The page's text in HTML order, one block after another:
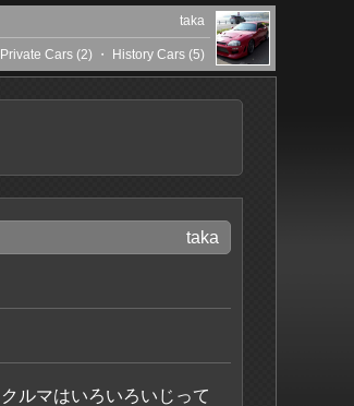
taka
Private Cars (2) ・ History Cars (5)
taka
ルマはいろいろいじって